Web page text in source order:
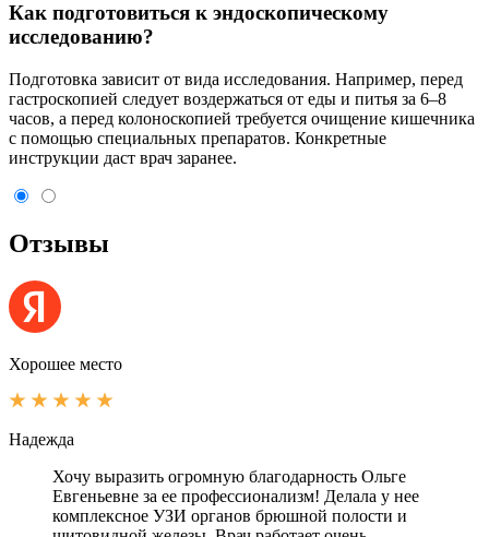
Как подготовиться к эндоскопическому
исследованию?
Подготовка зависит от вида исследования. Например, перед
гастроскопией следует воздержаться от еды и питья за 6–8
часов, а перед колоноскопией требуется очищение кишечника
с помощью специальных препаратов. Конкретные
инструкции даст врач заранее.
Отзывы
Хорошее место
Надежда
Хочу выразить огромную благодарность Ольге
Евгеньевне за ее профессионализм! Делала у нее
комплексное УЗИ органов брюшной полости и